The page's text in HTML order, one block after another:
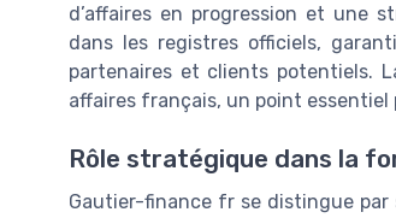
d’affaires en progression et une
dans les registres officiels,
partenaires et clients potentiels.
affaires français, un point
Rôle stratégique dans la
Gautier-finance fr se distingue